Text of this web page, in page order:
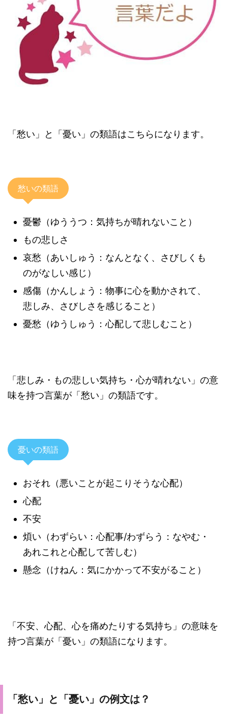
「愁い」と「憂い」の類語はこちらになります。
愁いの類語
憂鬱（ゆううつ：気持ちが晴れないこと）
もの悲しさ
哀愁（あいしゅう：なんとなく、さびしくも
のがなしい感じ）
感傷（かんしょう：物事に心を動かされて、
悲しみ、さびしさを感じること）
憂愁（ゆうしゅう：心配して悲しむこと）
「悲しみ・もの悲しい気持ち・心が晴れない」の意
味を持つ言葉が「愁い」の類語です。
憂いの類語
おそれ（悪いことが起こりそうな心配）
心配
不安
煩い（わずらい：心配事/わずらう：なやむ・
あれこれと心配して苦しむ）
懸念（けねん：気にかかって不安がること）
「不安、心配、心を痛めたりする気持ち」の意味を
持つ言葉が「憂い」の類語になります。
「愁い」と「憂い」の例文は？